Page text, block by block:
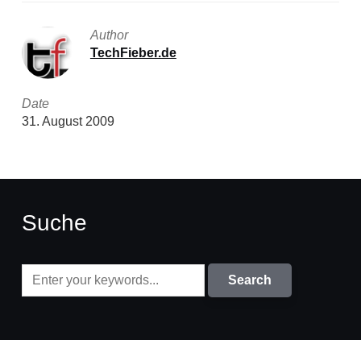
Author
TechFieber.de
Date
31. August 2009
Suche